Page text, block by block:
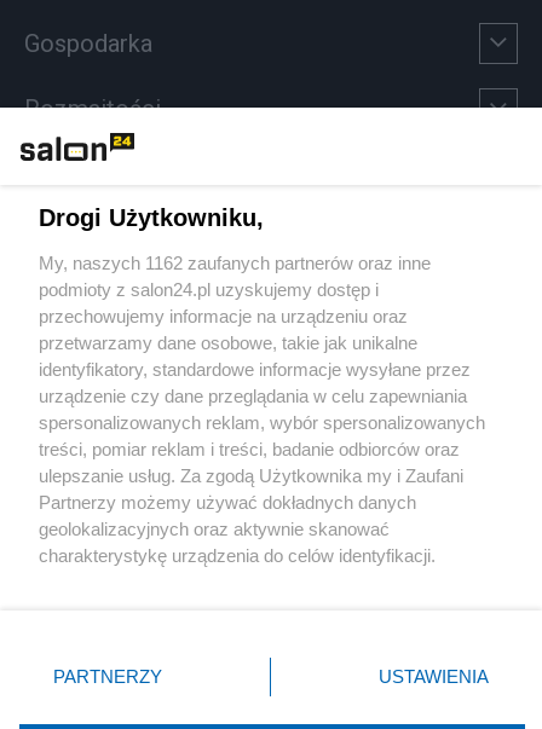
Gospodarka
Rozmaitości
Sport
Społeczeństwo
Kultura
X Facebook Instagram Youtube
Drogi Użytkowniku,
My, naszych 1162 zaufanych partnerów oraz inne
podmioty z salon24.pl uzyskujemy dostęp i
przechowujemy informacje na urządzeniu oraz
przetwarzamy dane osobowe, takie jak unikalne
identyfikatory, standardowe informacje wysyłane przez
urządzenie czy dane przeglądania w celu zapewniania
spersonalizowanych reklam, wybór spersonalizowanych
treści, pomiar reklam i treści, badanie odbiorców oraz
ulepszanie usług. Za zgodą Użytkownika my i Zaufani
Partnerzy możemy używać dokładnych danych
geolokalizacyjnych oraz aktywnie skanować
charakterystykę urządzenia do celów identyfikacji.
zmienić/wycofać klikając przycisk ustawień prywatności
znajdujący się w lewym dolnym rogu strony
rodzaje przetwarzania danych nie wymagają zgody
PARTNERZY USTAWIENIA